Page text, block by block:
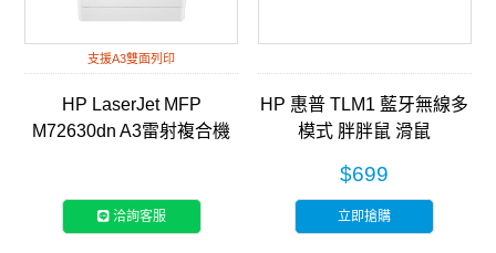
支援A3雙面列印
HP LaserJet MFP
M72630dn A3雷射複合機
洽詢客服
HP 惠普 TLM1 藍牙無線多
模式 胖胖鼠 滑鼠
$699
立即搶購